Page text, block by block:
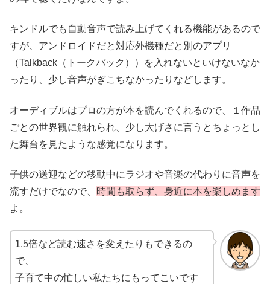
キンドルでも自動音声で読み上げてくれる機能があるので
すが、アンドロイドだと対応外機種だと別のアプリ
（Talkback（トークバック））を入れないといけないなか
ったり、少し音声がぎこちなかったりなどします。
オーディブルはプロの方が本を読んでくれるので、１作品
ごとの世界観に触れられ、少し大げさに言うとちょっとし
た舞台を見たような感覚になります。
子供の送迎などの移動中にラジオや音楽の代わりに音声を
流すだけでなので、 時間も取らず、身近に本を楽しめます
よ。
1.5倍など読む速さを変えたりもできるの
で、
子育て中の忙しい私たちにもってこいです